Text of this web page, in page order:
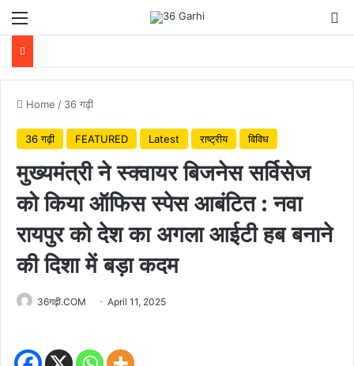
Menu
Home / 36 गढ़ी
36 गढ़ी FEATURED Latest राष्ट्रीय विविध
मुख्यमंत्री ने स्क्वायर बिजनेस सर्विसेज
को किया ऑफिस स्पेस आबंटित : नवा
रायपुर को देश का अगला आईटी हब बनाने
की दिशा में बड़ा कदम
36गढ़ी.COM April 11, 2025